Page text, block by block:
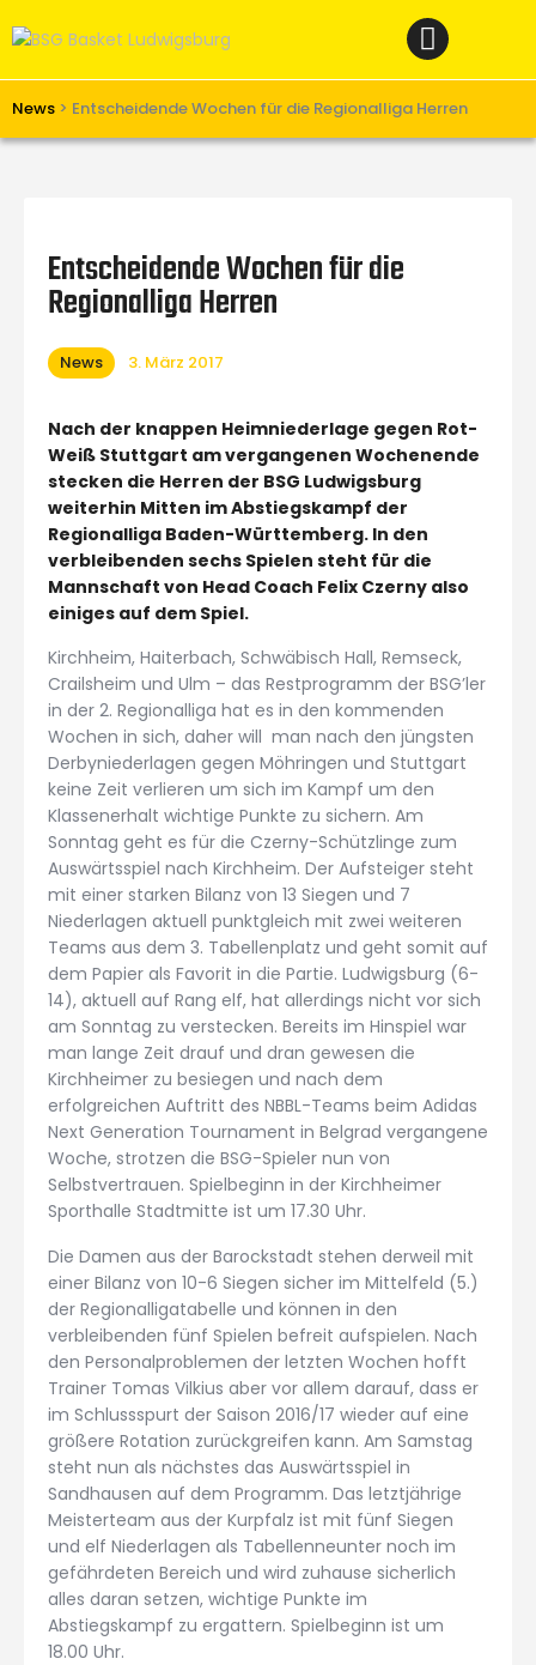
News > Entscheidende Wochen für die Regionalliga Herren
Verein
Unterstützen
Entscheidende Wochen für die
Regionalliga Herren
News 3. März 2017
Nach der knappen Heimniederlage gegen Rot-
Weiß Stuttgart am vergangenen Wochenende
stecken die Herren der BSG Ludwigsburg
weiterhin Mitten im Abstiegskampf der
Regionalliga Baden-Württemberg. In den
verbleibenden sechs Spielen steht für die
Mannschaft von Head Coach Felix Czerny also
einiges auf dem Spiel.
Kirchheim, Haiterbach, Schwäbisch Hall, Remseck,
Crailsheim und Ulm – das Restprogramm der BSG’ler
in der 2. Regionalliga hat es in den kommenden
Wochen in sich, daher will man nach den jüngsten
Derbyniederlagen gegen Möhringen und Stuttgart
keine Zeit verlieren um sich im Kampf um den
Klassenerhalt wichtige Punkte zu sichern. Am
Sonntag geht es für die Czerny-Schützlinge zum
Auswärtsspiel nach Kirchheim. Der Aufsteiger steht
mit einer starken Bilanz von 13 Siegen und 7
Niederlagen aktuell punktgleich mit zwei weiteren
Teams aus dem 3. Tabellenplatz und geht somit auf
dem Papier als Favorit in die Partie. Ludwigsburg (6-
14), aktuell auf Rang elf, hat allerdings nicht vor sich
am Sonntag zu verstecken. Bereits im Hinspiel war
man lange Zeit drauf und dran gewesen die
Kirchheimer zu besiegen und nach dem
erfolgreichen Auftritt des NBBL-Teams beim Adidas
Next Generation Tournament in Belgrad vergangene
Woche, strotzen die BSG-Spieler nun von
Selbstvertrauen. Spielbeginn in der Kirchheimer
Sporthalle Stadtmitte ist um 17.30 Uhr.
Die Damen aus der Barockstadt stehen derweil mit
einer Bilanz von 10-6 Siegen sicher im Mittelfeld (5.)
der Regionalligatabelle und können in den
verbleibenden fünf Spielen befreit aufspielen. Nach
den Personalproblemen der letzten Wochen hofft
Trainer Tomas Vilkius aber vor allem darauf, dass er
im Schlussspurt der Saison 2016/17 wieder auf eine
größere Rotation zurückgreifen kann. Am Samstag
steht nun als nächstes das Auswärtsspiel in
Sandhausen auf dem Programm. Das letztjährige
Meisterteam aus der Kurpfalz ist mit fünf Siegen
und elf Niederlagen als Tabellenneunter noch im
gefährdeten Bereich und wird zuhause sicherlich
alles daran setzen, wichtige Punkte im
Abstiegskampf zu ergattern. Spielbeginn ist um
18.00 Uhr.